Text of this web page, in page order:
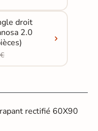
droit
2.0
rectifié 60X90